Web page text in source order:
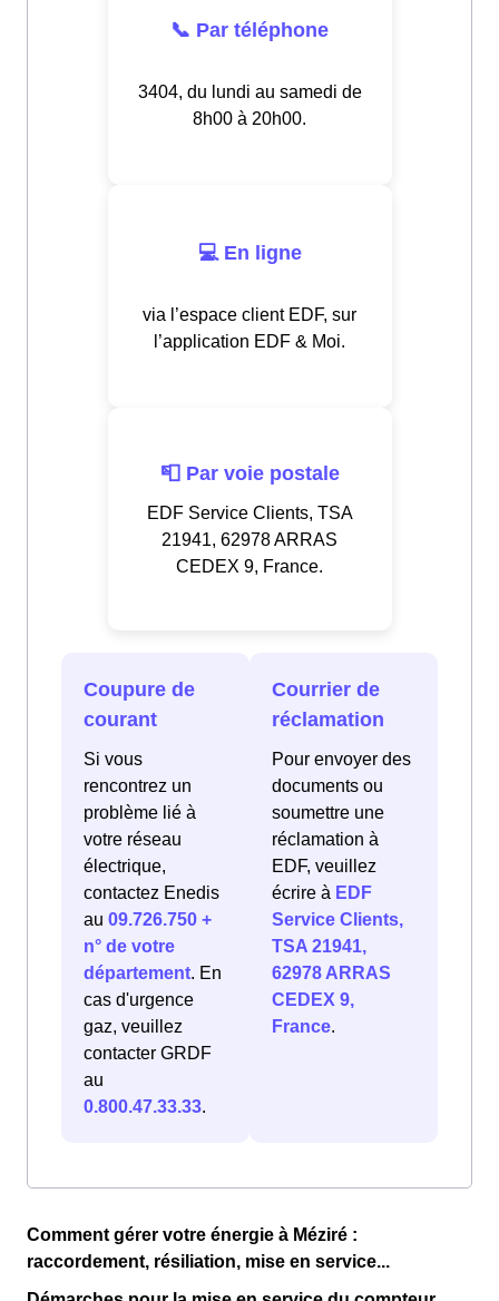
📞 Par téléphone
3404, du lundi au samedi de
8h00 à 20h00.
💻 En ligne
via l’espace client EDF, sur
l’application EDF & Moi.
📮 Par voie postale
EDF Service Clients, TSA
21941, 62978 ARRAS
CEDEX 9, France.
Coupure de
courant
Si vous
rencontrez un
problème lié à
votre réseau
électrique,
contactez Enedis
au 09.726.750 +
n° de votre
département. En
cas d'urgence
gaz, veuillez
contacter GRDF
au
0.800.47.33.33.
Courrier de
réclamation
Pour envoyer des
documents ou
soumettre une
réclamation à
EDF, veuillez
écrire à EDF
Service Clients,
TSA 21941,
62978 ARRAS
CEDEX 9,
France.
Comment gérer votre énergie à Méziré :
raccordement, résiliation, mise en service...